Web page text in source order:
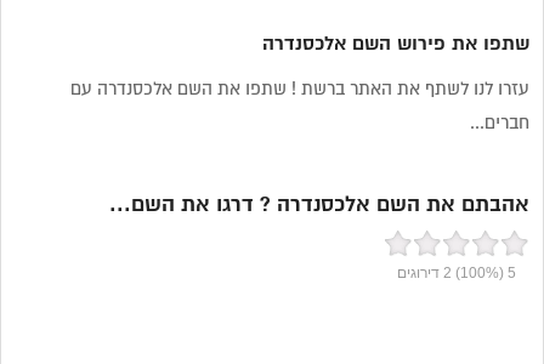
שתפו את פירוש השם אלכסנדרה
עזרו לנו לשתף את האתר ברשת ! שתפו את השם אלכסנדרה עם
חברים...
אהבתם את השם אלכסנדרה ? דרגו את השם...
5
(100%)
2 דירוגים